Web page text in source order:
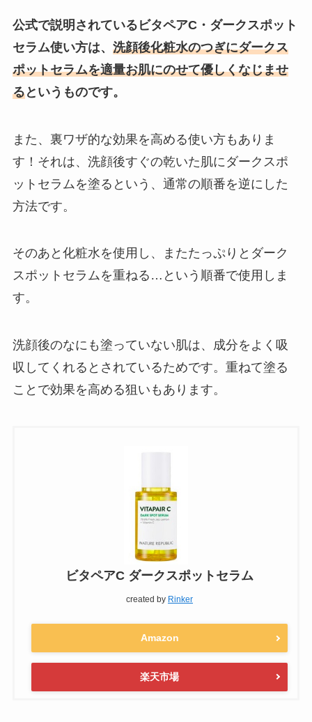
公式で説明されているビタペアC・ダークスポット
セラム使い方は、 洗顔後化粧水のつぎにダークス
ポットセラムを適量お肌にのせて優しくなじませ
るというものです。
また、裏ワザ的な効果を高める使い方もありま
す！それは、洗顔後すぐの乾いた肌にダークスポ
ットセラムを塗るという、通常の順番を逆にした
方法です。
そのあと化粧水を使用し、またたっぷりとダーク
スポットセラムを重ねる…という順番で使用しま
す。
洗顔後のなにも塗っていない肌は、成分をよく吸
収してくれるとされているためです。重ねて塗る
ことで効果を高める狙いもあります。
ビタペアC ダークスポットセラム
created by Rinker
Amazon
楽天市場